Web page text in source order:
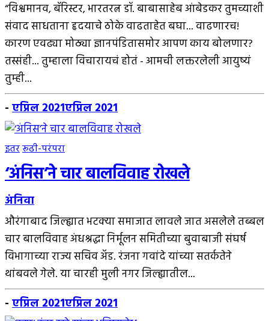
“विश्वमानव, बॅरिस्टर, भारतरत्न डॉ. बाबासाहेब आंबेडकर तुमच्याशी
संवाद साधताना हृदयाचे ठोके वाढताहेत बघा... वाढणारच!
कारण एवढ्या मोठ्या ज्ञानपंडितासमोर आपण काय बोलणार?
तस्संही... तुम्हाला विचारायचं होतं - आमची लक्तरलेली आयुष्यं
तुम्ही...
- एप्रिल 2021एप्रिल 2021
इतररूढी-परंपरा
‘अंनिस’ने चार बालविवाह रोखले
अंनिवा
औरंगाबाद जिल्ह्यात भटक्या समाजात लावले जात असलेले तब्बल
चार बालविवाह अंधश्रद्धा निर्मूलन समितीच्या बुवाबाजी संघर्ष
विभागाच्या राज्य सचिव अ‍ॅड. रंजना गवांदे यांच्या सतर्कतेने
थांबवले गेले. या चारही मुली नगर जिल्ह्यातील...
- एप्रिल 2021एप्रिल 2021